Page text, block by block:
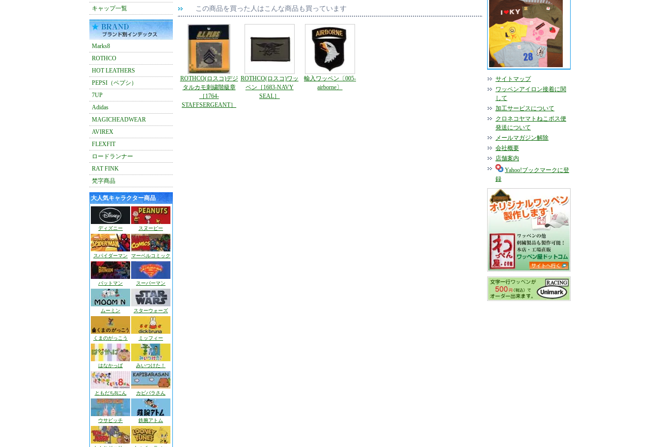
キャップ一覧
Marks8
ROTHCO
HOT LEATHERS
PEPSI（ペプシ）
7UP
Adidas
MAGICHEADWEAR
AVIREX
FLEXFIT
ロードランナー
RAT FINK
梵字商品
大人気キャラクター商品
ディズニー スヌーピー
スパイダーマン マーベルコミック
バットマン スーパーマン
ムーミン スターウォーズ
くまのがっこう ミッフィー
はなかっぱ みいつけた！
ともだち8にん カピバラさん
ウサビッチ 鉄腕アトム
この商品を買った人はこんな商品も買っています
ROTHCO(ロスコ)デジ
タルカモ刺繍階級章
［1764-
STAFFSERGEANT］
ROTHCO(ロスコ)ワッ
ペン［1683-NAVY
SEAL］
輸入ワッペン〔005-
airborne〕
サイトマップ
ワッペンアイロン接着に関
して
加工サービスについて
クロネコヤマトねこポス便
発送について
メールマガジン解除
会社概要
店舗案内
Yahoo!ブックマークに登
録